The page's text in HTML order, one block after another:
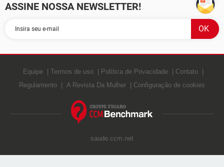
ASSINE NOSSA NEWSLETTER!
Equipe Termos de uso Política de Privacidade
Contato
Regulamento
A Revista Da Mulher Configuração de cookies
saude.ccm.net